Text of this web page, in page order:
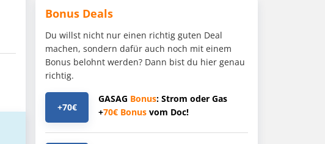
Bonus Deals
Du willst nicht nur einen richtig guten Deal
machen, sondern dafür auch noch mit einem
Bonus belohnt werden? Dann bist du hier genau
richtig.
+70€
GASAG Bonus: Strom oder Gas
+70€ Bonus vom Doc!